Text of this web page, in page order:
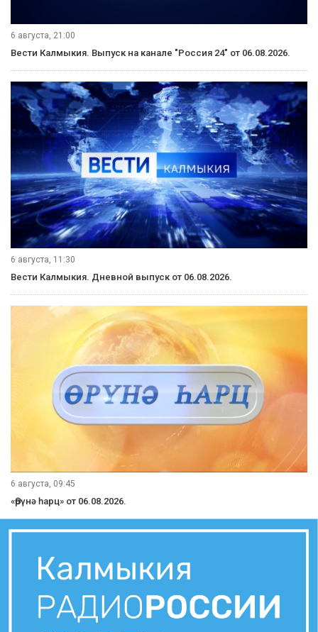
6 августа, 21:00
Вести Калмыкия. Выпуск на канале "Россия 24" от 06.08.2026.
6 августа, 11:30
Вести Калмыкия. Дневной выпуск от 06.08.2026.
6 августа, 09:45
«Өрүнә һарц» от 06.08.2026.